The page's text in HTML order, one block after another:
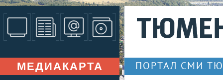
МЕДИАКАРТА ПОРТАЛ СМИ